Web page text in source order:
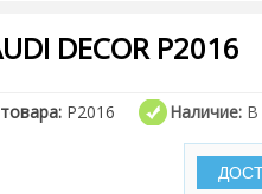
DECOR P2016
P2016 Наличие: В